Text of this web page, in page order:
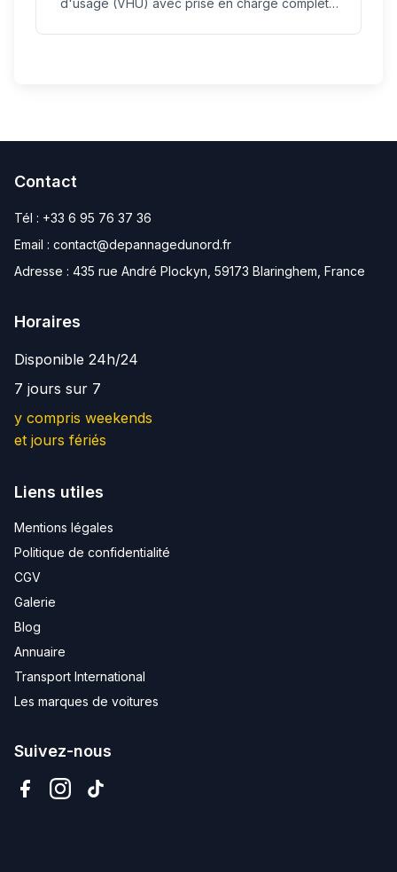
d'usage (VHU) avec prise en charge complète
Contact
Tél : +33 6 95 76 37 36
Email : contact@depannagedunord.fr
Adresse : 435 rue André Plockyn, 59173 Blaringhem, France
Horaires
Disponible 24h/24
7 jours sur 7
y compris weekends
et jours fériés
Liens utiles
Mentions légales
Politique de confidentialité
CGV
Galerie
Blog
Annuaire
Transport International
Les marques de voitures
Suivez-nous